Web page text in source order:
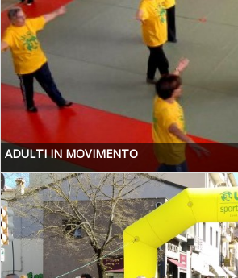
ADULTI IN MOVIMENTO